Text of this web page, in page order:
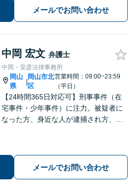
通。その他労働事件もカバー【行政事
件】学校トラブル・いじめ問題に注力
メールでお問い合わせ
中岡 宏文 弁護士
中岡・安彦法律事務所
岡山
県
|
岡山市北
区
営業時間：09:00~23:59
（平日）
【24時間365日対応可】刑事事件（在
宅事件・少年事件）に注力。被疑者に
なった方、身近な人が逮捕され方、す
メールでお問い合わせ